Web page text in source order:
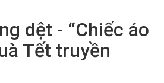
dệt - “Chiếc áo
Tết truyền